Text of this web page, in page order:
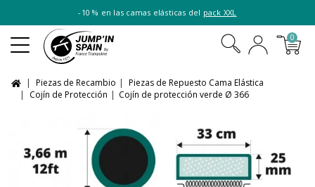
-10 % en las camas elásticas del pack XXL
0
Piezas de Recambio
Piezas de Repuesto Cama Elástica
Cojín de Protección
Cojín de protección verde Ø 366